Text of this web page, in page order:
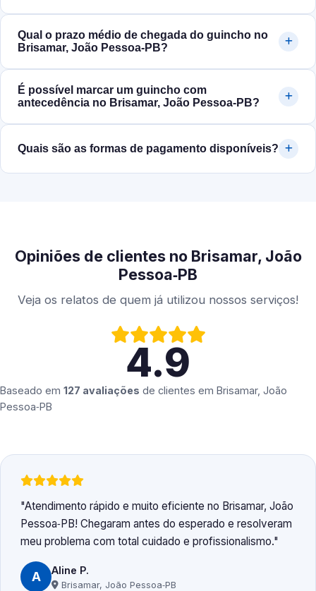
Qual o prazo médio de chegada do guincho no
Brisamar, João Pessoa‑PB?
É possível marcar um guincho com
antecedência no Brisamar, João Pessoa‑PB?
Quais são as formas de pagamento disponíveis?
Opiniões de clientes no Brisamar, João
Pessoa‑PB
Veja os relatos de quem já utilizou nossos serviços!
4.9
Baseado em 127 avaliações de clientes em Brisamar, João
Pessoa‑PB
Atendimento rápido e muito eficiente no Brisamar, João
Pessoa‑PB! Chegaram antes do esperado e resolveram
meu problema com total cuidado e profissionalismo.
A Aline P.
Brisamar, João Pessoa‑PB